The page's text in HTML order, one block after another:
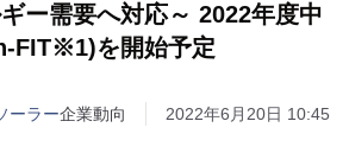
ー需要へ対応～ 2022年度中
FIT※1)を開始予定
ーラー企業動向 2022年6月20日 10:45